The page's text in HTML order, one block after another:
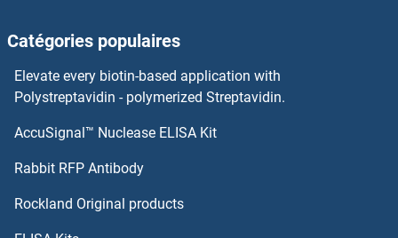
Catégories populaires
Elevate every biotin-based application with
Polystreptavidin - polymerized Streptavidin.
AccuSignal™ Nuclease ELISA Kit
Rabbit RFP Antibody
Rockland Original products